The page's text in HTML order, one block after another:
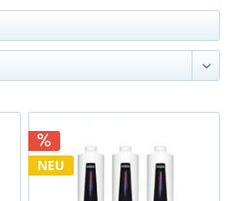
NEU